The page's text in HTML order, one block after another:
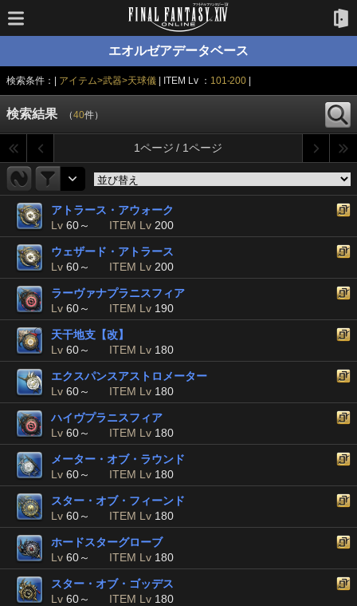
エオルゼアデータベース
検索条件：| アイテム>武器>天球儀 | ITEM Lv ： 101-200
検索結果 （40件）
1ページ / 1ページ
アトラース・アウォーク
Lv 60～ ITEM Lv 200
ウェザード・アトラース
Lv 60～ ITEM Lv 200
ラーヴァナプラニスフィア
Lv 60～ ITEM Lv 190
天干地支【改】
Lv 60～ ITEM Lv 180
エクスパンスアストロメーター
Lv 60～ ITEM Lv 180
ハイヴプラニスフィア
Lv 60～ ITEM Lv 180
メーター・オブ・ラウンド
Lv 60～ ITEM Lv 180
スター・オブ・フィーンド
Lv 60～ ITEM Lv 180
ホードスターグローブ
Lv 60～ ITEM Lv 180
スター・オブ・ゴッデス
Lv 60～ ITEM Lv 180